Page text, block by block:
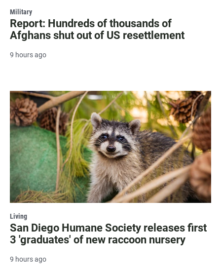
Military
Report: Hundreds of thousands of
Afghans shut out of US resettlement
9 hours ago
Living
San Diego Humane Society releases first
3 'graduates' of new raccoon nursery
9 hours ago